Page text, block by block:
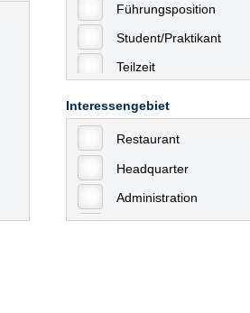
Führungsposition
Student/Praktikant
Teilzeit
Interessengebiet
Restaurant
Headquarter
Administration